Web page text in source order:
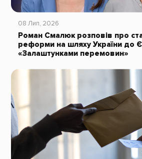
08 Лип, 2026
Роман Смалюк розповів про
реформи на шляху України до
«Залаштунками перемовин»